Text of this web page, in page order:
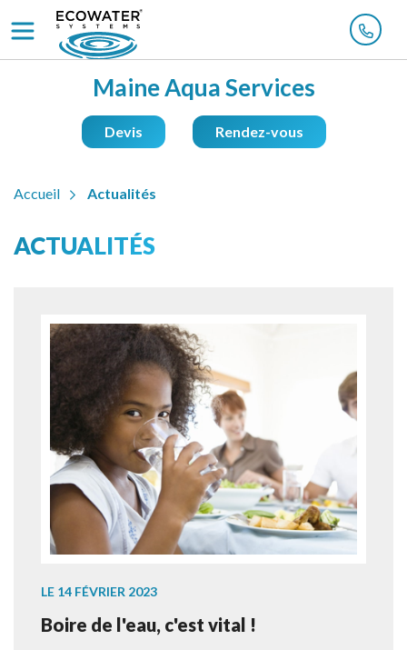
Maine Aqua Services
Devis Rendez-vous
Accueil Actualités
ACTUALITÉS
LE 14 FÉVRIER 2023
Boire de l'eau, c'est vital !